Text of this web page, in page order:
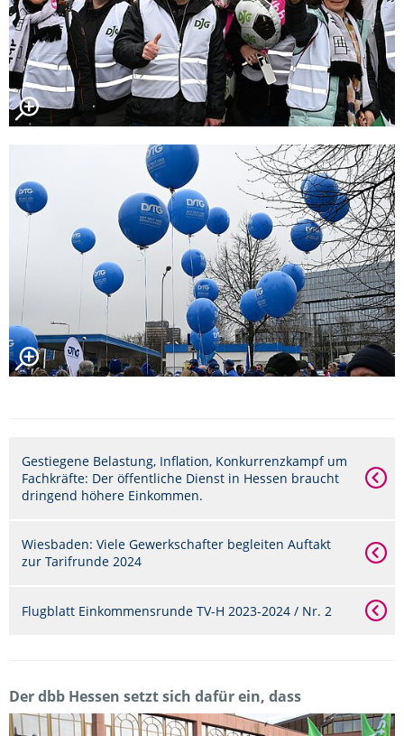
Gestiegene Belastung, Inflation, Konkurrenzkampf um
Fachkräfte: Der öffentliche Dienst in Hessen braucht
dringend höhere Einkommen.
Wiesbaden: Viele Gewerkschafter begleiten Auftakt
zur Tarifrunde 2024
Flugblatt Einkommensrunde TV-H 2023-2024 / Nr. 2
Der dbb Hessen setzt sich dafür ein, dass